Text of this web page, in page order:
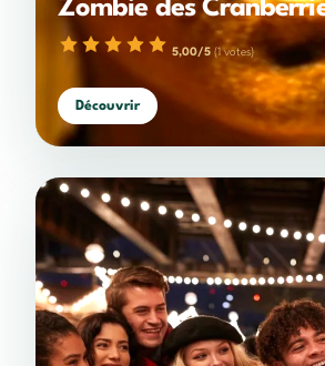
Zombie des
5 étoiles
5,00/5 (1 votes)
Découvrir